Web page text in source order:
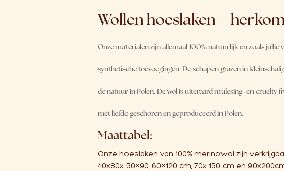
Wollen hoeslaken –
Onze materialen zijn allemaal 100% natuurlijk en zoals jullie
synthetische toevoegingen. De schapen grazen in
de natuur in Polen. De wol is uiteraard mulesing- en cruelty
met liefde geschoren en geproduceerd in Polen.
Maattabel:
Onze hoeslaken van 100% merinowol zijn
40x80x 50×90, 60×120 cm, 70x 150 cm en